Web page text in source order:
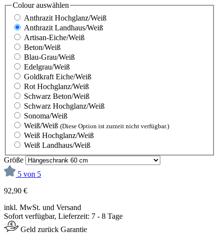
Colourauswählen
Anthrazit Hochglanz/Weiß
Anthrazit Landhaus/Weiß
Artisan-Eiche/Weiß
Beton/Weiß
Blau-Grau/Weiß
Edelgrau/Weiß
Goldkraft Eiche/Weiß
Rot Hochglanz/Weiß
Schwarz Beton/Weiß
Schwarz Hochglanz/Weiß
Sonoma/Weiß
Weiß/Weiß (Diese Option ist zurzeit nicht verfügbar.)
Weiß Hochglanz/Weiß
Weiß Landhaus/Weiß
Größe
5 von 5
92,90 €
inkl. MwSt. und Versand
Sofort verfügbar, Lieferzeit: 7 - 8 Tage
Geld zurück Garantie